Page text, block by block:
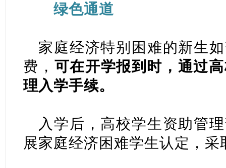
绿色通道
家庭经济特别困难的新生
费， 可在开学报到时，通过
理入学手续。
入学后，高校学生资助管
展家庭经济困难学生认定，